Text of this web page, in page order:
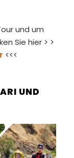
und um
Sie hier > >
<<<
UND